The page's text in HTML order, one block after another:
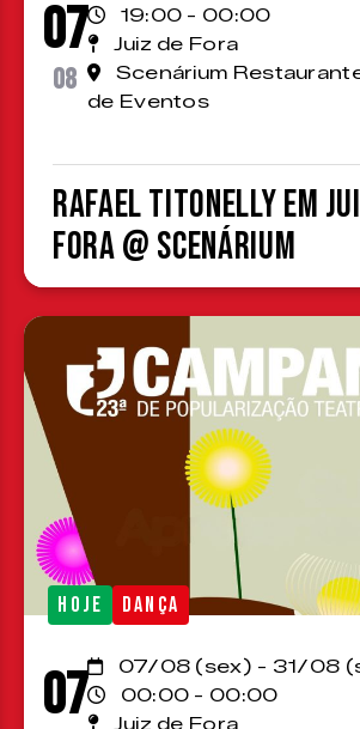
07
08
19:00 - 00:00
Juiz de Fora
Scenárium
de Eventos
Rafael Titonelly em
Fora @ Scenárium
HOJE DANÇA
07
07/08 (sex) - 31/08
00:00 - 00:00
Juiz de Fora